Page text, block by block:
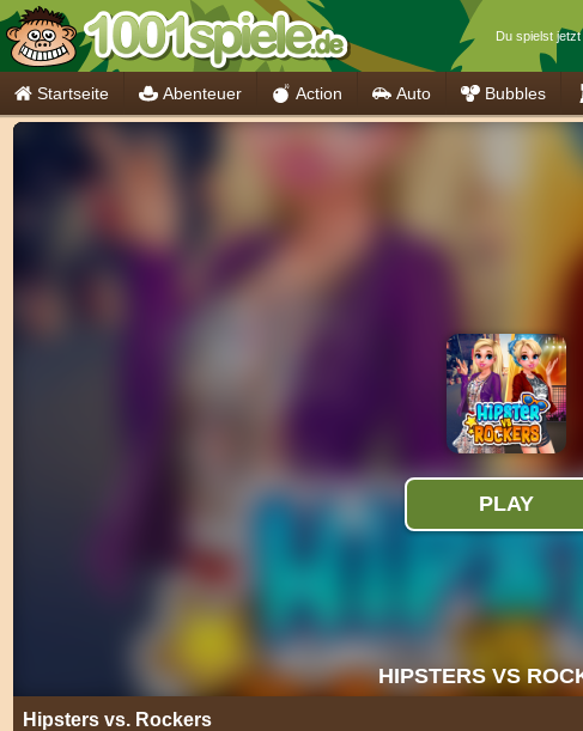
Du spielst jetzt
Startseite Abenteuer Action Auto Bubbles
Hipsters vs. Rockers